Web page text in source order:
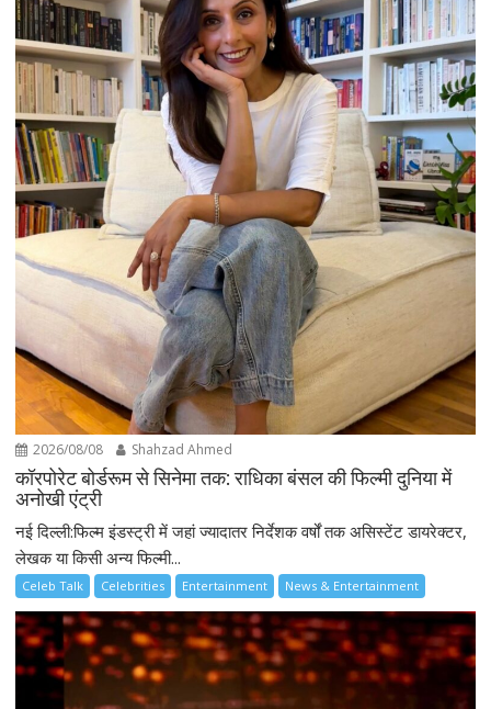
2026/08/08 Shahzad Ahmed
कॉरपोरेट बोर्डरूम से सिनेमा तक: राधिका बंसल की फिल्मी दुनिया में
अनोखी एंट्री
नई दिल्ली:फिल्म इंडस्ट्री में जहां ज्यादातर निर्देशक वर्षों तक असिस्टेंट डायरेक्टर,
लेखक या किसी अन्य फिल्मी...
Celeb Talk Celebrities Entertainment News & Entertainment